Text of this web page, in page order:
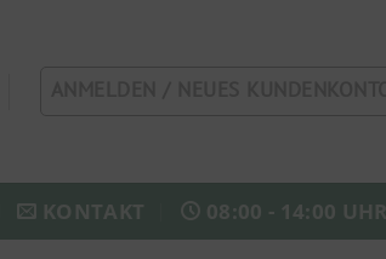
KONTAKT 08:00 - 14:00 UHR